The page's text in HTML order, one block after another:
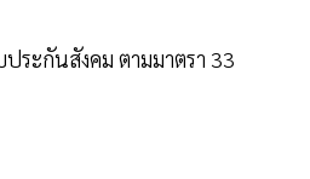
ระกันสังคม ตามมาตรา 33